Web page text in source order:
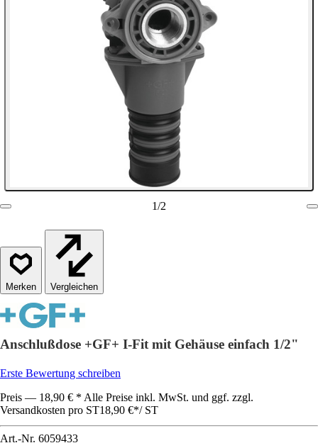
1/2
Vergleichen
Anschlußdose +GF+ I-Fit mit Gehäuse einfach 1/2"
Erste Bewertung schreiben
Preis — 18,90 € * Alle Preise inkl. MwSt. und ggf. zzgl.
Versandkosten pro ST18,90 €*/ ST
Art.-Nr. 6059433